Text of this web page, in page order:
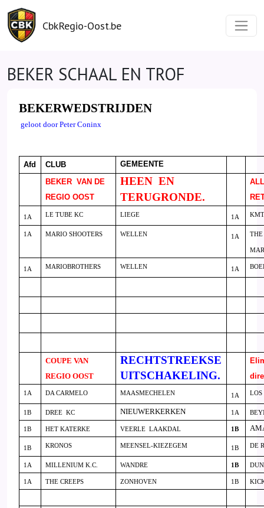
CbkRegio-Oost.be
BEKER SCHAAL EN TROF
BEKERWEDSTRIJDEN
geloot door Peter Coninx
Afd CLUB
GEMEENTE
BEKER VAN DE
REGIO OOST
HEEN EN
TERUGRONDE.
1A LE TUBE KC LIEGE 1A
1A MARIO SHOOTERS WELLEN 1A
1A MARIOBROTHERS WELLEN 1A
COUPE VAN
REGIO OOST
RECHTSTREEKSE
UITSCHAKELING.
1A DA CARMELO MAASMECHELEN 1A LOS
1B DREE KC NIEUWERKERKEN 1A
1B HET KATERKE VEERLE LAAKDAL 1B
1B KRONOS MEENSEL-KIEZEGEM 1B DE
1A MILLENIUM K.C. WANDRE 1B
1A THE CREEPS ZONHOVEN 1B